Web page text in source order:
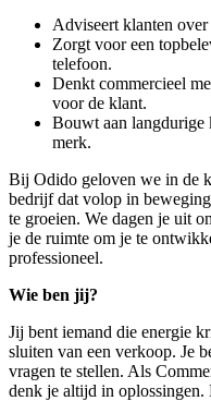
Adviseert klanten
Zorgt voor een
telefoon.
Denkt commercieel
voor de klant.
Bouwt aan langdurige
merk.
Bij Odido geloven we in de
bedrijf dat volop in
te groeien. We dagen je uit
je de ruimte om je te
professioneel.
Wie ben jij?
Jij bent iemand die energie
sluiten van een verkoop. Je
vragen te stellen. Als
denk je altijd in